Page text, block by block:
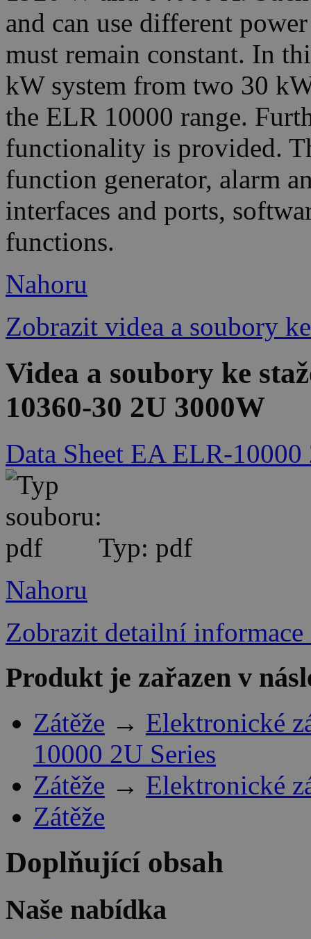
and can use different
must remain constant. In
kW system from two 30
the ELR 10000 range.
functionality is provided.
function generator, alarm
interfaces and ports,
functions.
Nahoru
Zobrazit videa a soubory
Videa a soubory ke
10360-30 2U 3000W
Data Sheet EA ELR-10000
Typ: pdf
Nahoru
Zobrazit detailní informace
Produkt je zařazen v
Zátěže → Elektronické
10000 2U Series
Zátěže → Elektronické
Zátěže
Doplňující obsah
Naše nabídka